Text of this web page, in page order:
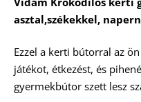
asztal,székekkel,
Ezzel a kerti bútorral az
játékot, étkezést, és
gyermekbútor szett lesz